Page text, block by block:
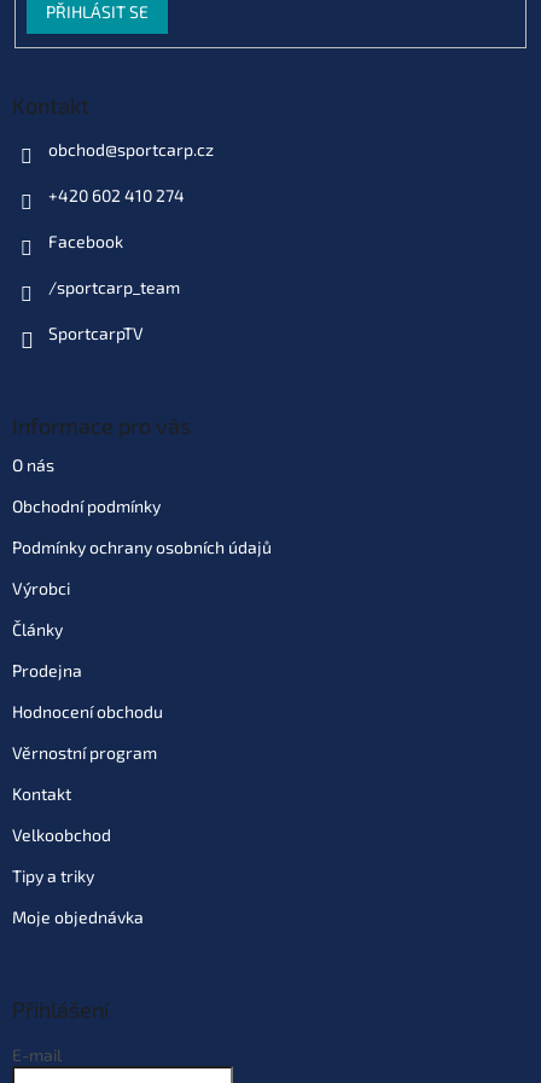
Dodací doba 2 měsíce
EAN:4040048249098
Varianta: barva 10 (8424910)
EAN:
Varianta: barva 14 (8424914)
Dodací doba 2 měsíce
PŘIHLÁSIT SE
Kontakt
obchod@sportcarp.cz
+420 602 410 274
Facebook
/sportcarp_team
SportcarpTV
Informace pro vás
O nás
Obchodní podmínky
Podmínky ochrany osobních údajů
Výrobci
Články
Prodejna
Hodnocení obchodu
Věrnostní program
Kontakt
Velkoobchod
Tipy a triky
Moje objednávka
Přihlášení
E-mail